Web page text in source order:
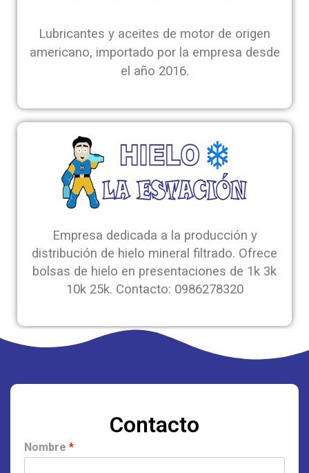
Lubricantes y aceites de motor de origen
americano, importado por la empresa desde
el año 2016.
Empresa dedicada a la producción y
distribución de hielo mineral filtrado. Ofrece
bolsas de hielo en presentaciones de 1k 3k
10k 25k. Contacto: 0986278320
Contacto
Nombre *